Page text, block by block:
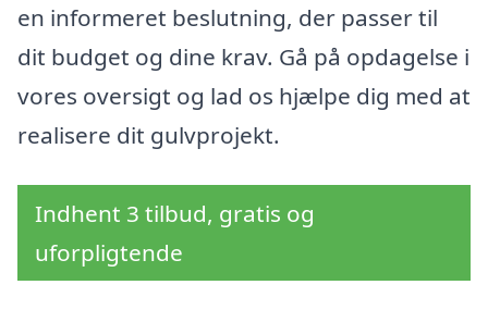
en informeret beslutning, der passer til
dit budget og dine krav. Gå på opdagelse i
vores oversigt og lad os hjælpe dig med at
realisere dit gulvprojekt.
Indhent 3 tilbud, gratis og
uforpligtende